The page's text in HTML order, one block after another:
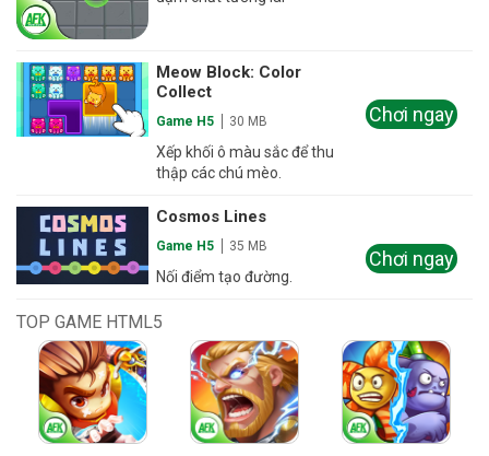
Meow Block: Color
Collect
Game H5 30 MB
Xếp khối ô màu sắc để thu
thập các chú mèo.
Chơi ngay
Cosmos Lines
Game H5 35 MB
Nối điểm tạo đường.
Chơi ngay
TOP GAME HTML5